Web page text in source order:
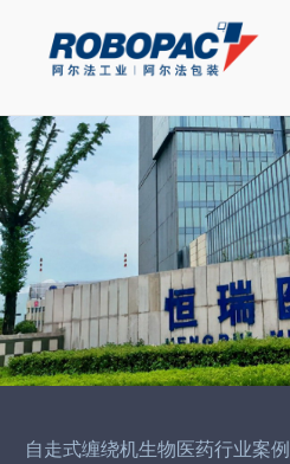
自走式缠绕机生物医药行业案例